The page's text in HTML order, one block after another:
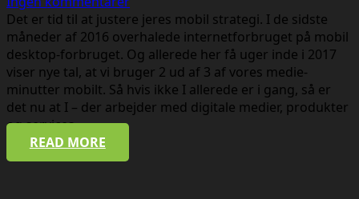
Det er tid til at justere jeres mobil strategi. I de sidste
måneder af 2016 overhalede internetforbruget på mobil
desktop-forbruget. Og allerede her få uger inde i 2017
viser nye tal, at vi bruger 2 ud af 3 af vores medie-
minutter mobilt. Så hvis ikke I allerede er i gang, så er
det nu at I – der arbejder med digitale medier, produkter
og services –…
READ MORE